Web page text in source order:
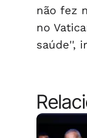
não fez
no
saúde'',